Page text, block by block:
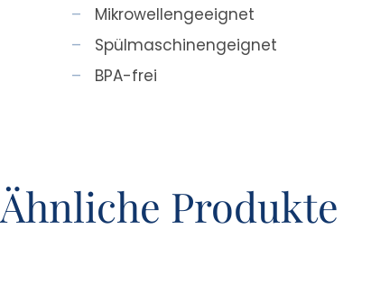
Mikrowellengeeignet
Spülmaschinengeignet
BPA-frei
Ähnliche Produkte